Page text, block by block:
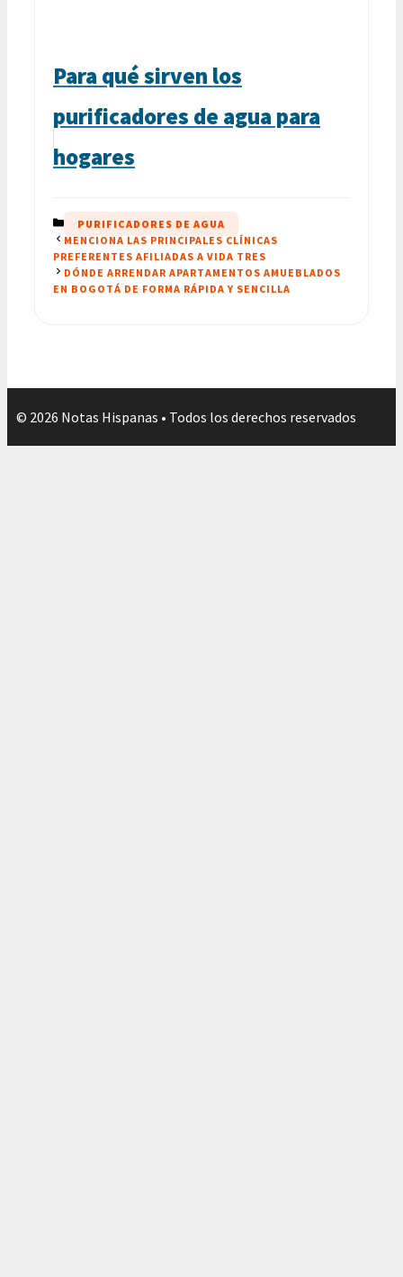
Para qué sirven los
purificadores de agua para
hogares
CATEGORÍAS
PURIFICADORES DE AGUA
MENCIONA LAS PRINCIPALES CLÍNICAS
PREFERENTES AFILIADAS A VIDA TRES
DÓNDE ARRENDAR APARTAMENTOS AMUEBLADOS
EN BOGOTÁ DE FORMA RÁPIDA Y SENCILLA
© 2026 Notas Hispanas • Todos los derechos reservados